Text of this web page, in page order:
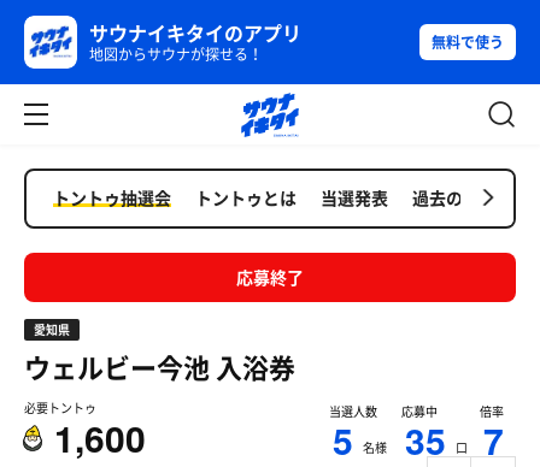
サウナイキタイのアプリ
地図からサウナが探せる！
無料で使う
トントゥ抽選会 トントゥとは 当選発表 過去の抽選会
応募終了
愛知県
ウェルビー今池入浴券
必要トントゥ
1,600
当選人数
5 名様
応募中
35 口
倍率
7